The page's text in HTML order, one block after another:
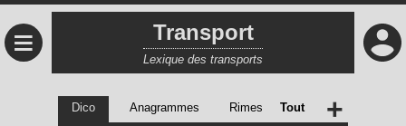
≡ Transport
Lexique des transports
Dico Anagrammes Rimes Tout +